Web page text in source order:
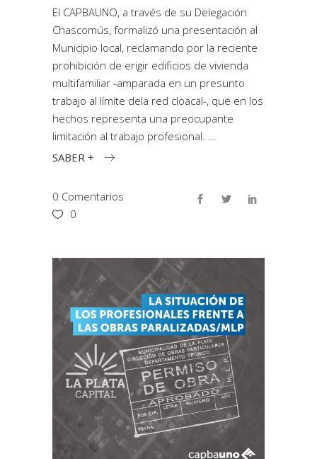
El CAPBAUNO, a través de su Delegación
Chascomús, formalizó una presentación al
Municipio local, reclamando por la reciente
prohibición de erigir edificios de vivienda
multifamiliar -amparada en un presunto
trabajo al límite dela red cloacal-, que en los
hechos representa una preocupante
limitación al trabajo profesional.
SABER +
0 Comentarios
0